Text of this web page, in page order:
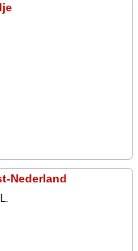
Nederland